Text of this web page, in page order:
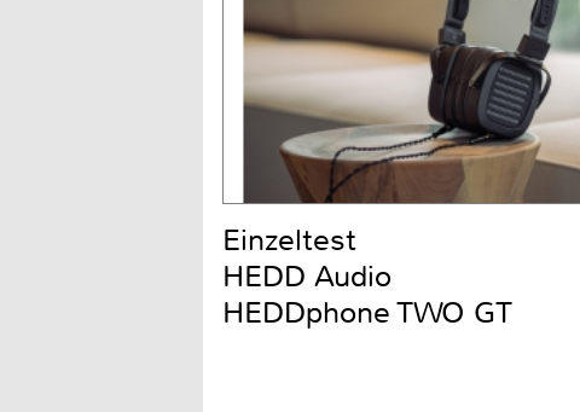
Einzeltest
HEDD Audio
HEDDphone TWO GT